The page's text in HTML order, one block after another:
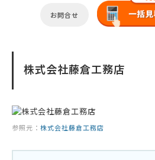
お問合せ
株式会社藤倉工務店
参照元： 株式会社藤倉工務店